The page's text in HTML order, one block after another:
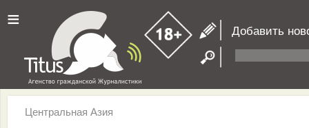
≡ Добавить
Центральная Азия